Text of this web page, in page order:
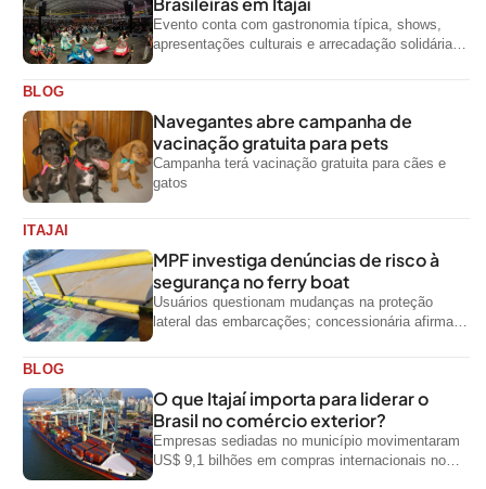
Evento conta com gastronomia típica, shows,
apresentações culturais e arrecadação solidária
BLOG
Navegantes abre campanha de
vacinação gratuita para pets
Campanha terá vacinação gratuita para cães e
gatos
ITAJAI
MPF investiga denúncias de risco à
segurança no ferry boat
Usuários questionam mudanças na proteção
lateral das embarcações; concessionária afirma
BLOG
O que Itajaí importa para liderar o
Brasil no comércio exterior?
Empresas sediadas no município movimentaram
US$ 9,1 bilhões em compras internacionais no